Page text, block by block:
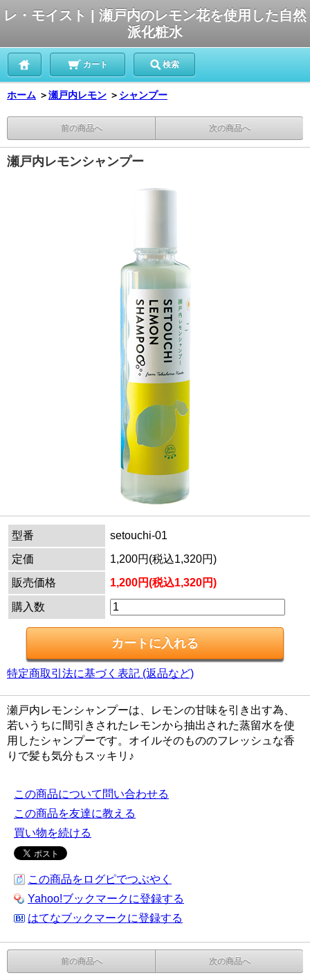
レ・モイスト | 瀬戸内のレモン花を使用した自然
派化粧水
カート 検索
ホーム ＞瀬戸内レモン ＞ シャンプー
前の商品へ 次の商品へ
瀬戸内レモンシャンプー
型番
setouchi-01
定価
1,200円(税込1,320円)
販売価格
1,200円(税込1,320円)
購入数
特定商取引法に基づく表記 (返品など)
瀬戸内レモンシャンプーは、レモンの甘味を引き出す為、
若いうちに間引きされたレモンから抽出された蒸留水を使
用したシャンプーです。オイルそのもののフレッシュな香
りで髪も気分もスッキリ♪
この商品について問い合わせる
この商品を友達に教える
買い物を続ける
この商品をログピでつぶやく
Yahoo!ブックマークに登録する
はてなブックマークに登録する
前の商品へ 次の商品へ